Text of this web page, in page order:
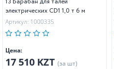
электрических CD1 1,0 т 6 м
Артикул: 1000335
Цена:
17 510 KZT (за шт)